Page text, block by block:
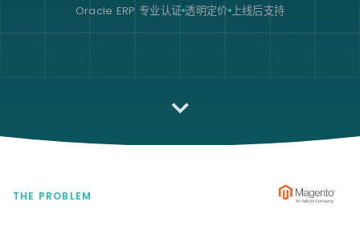
Oracle ERP 专业认证 透明定价 上线后支持
THE PROBLEM